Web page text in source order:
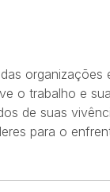
o trabalho e
de suas
para o